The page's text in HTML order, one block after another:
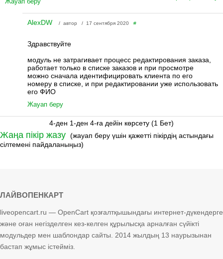
AlexDW / автор / 17 сентября 2020 #
Здравствуйте
модуль не затрагивает процесс редактирования заказа,
работает только в списке заказов и при просмотре
можно сначала идентифицировать клиента по его
номеру в списке, и при редактировании уже использовать
его ФИО
Жауап беру
4-ден 1-ден 4-ға дейін көрсету (1 Бет)
Жаңа пікір жазу (жауап беру үшін қажетті пікірдің астындағы
сілтемені пайдаланыңыз)
ЛАЙВОПЕНКАРТ
liveopencart.ru — OpenCart қозғалтқышындағы интернет-дүкендерге
және оған негізделген кез-келген құрылысқа арналған сүйікті
модульдер мен шаблондар сайты. 2014 жылдың 13 наурызынан
бастап жұмыс істейміз.